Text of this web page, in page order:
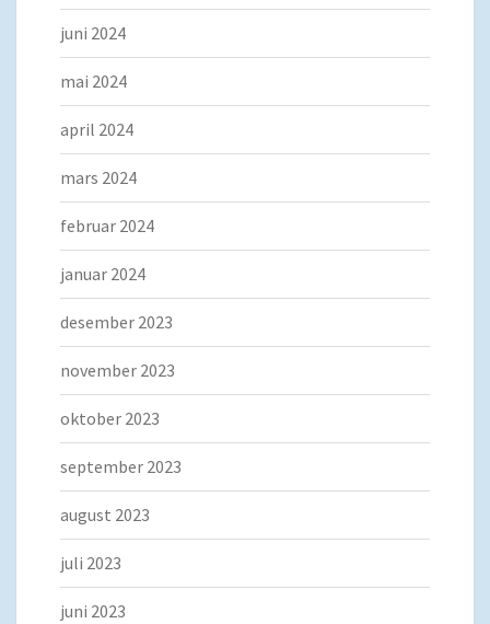
juni 2024
mai 2024
april 2024
mars 2024
februar 2024
januar 2024
desember 2023
november 2023
oktober 2023
september 2023
august 2023
juli 2023
juni 2023